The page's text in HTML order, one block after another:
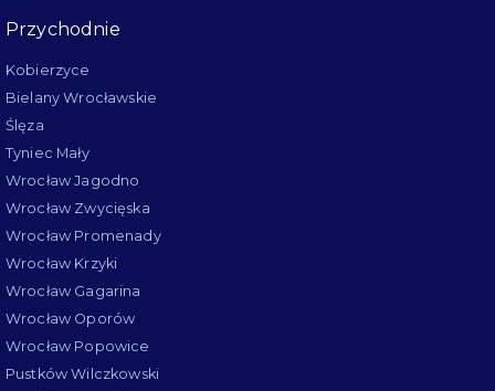
Przychodnie
Kobierzyce
Bielany Wrocławskie
Ślęza
Tyniec Mały
Wrocław Jagodno
Wrocław Zwycięska
Wrocław Promenady
Wrocław Krzyki
Wrocław Gagarina
Wrocław Oporów
Wrocław Popowice
Pustków Wilczkowski